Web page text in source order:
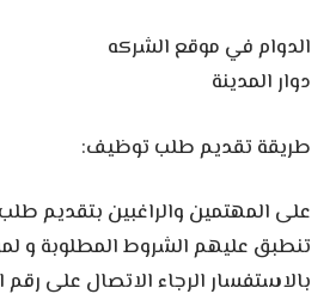
الدوام في موقع الشركه
دوار المدينة
طريقة تقديم طلب توظيف:
على المهتمين والراغبين بتقديم
تنطبق عليهم الشروط المطلوبة و
بالاستفسار الرجاء الاتصال على رقم